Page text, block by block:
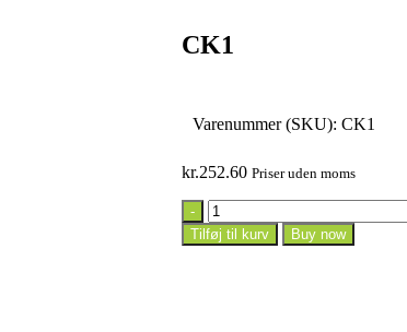
CK1
Varenummer (SKU): CK1
kr.252.60 Priser uden moms
Tilføj til kurv Buy now